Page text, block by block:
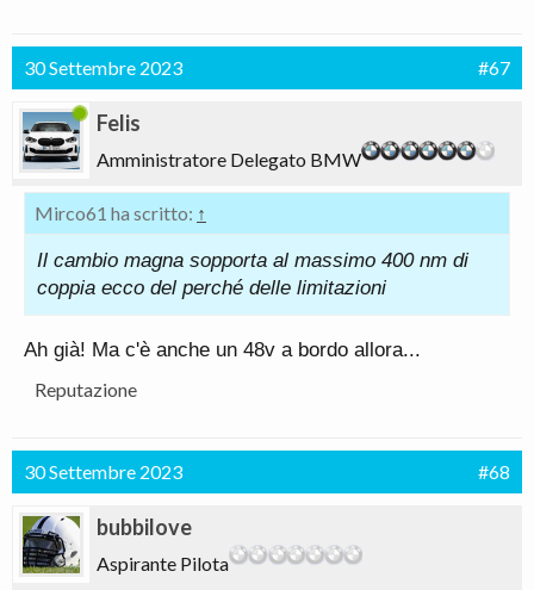
30 Settembre 2023 #67
Felis
Amministratore Delegato BMW
Mirco61 ha scritto: ↑
Il cambio magna sopporta al massimo 400 nm di
coppia ecco del perché delle limitazioni
Ah già! Ma c'è anche un 48v a bordo allora...
Reputazione
30 Settembre 2023 #68
bubbilove
Aspirante Pilota